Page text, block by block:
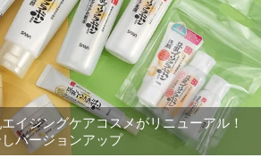
イジングケアコスメがリニューアル！
バージョンアップ